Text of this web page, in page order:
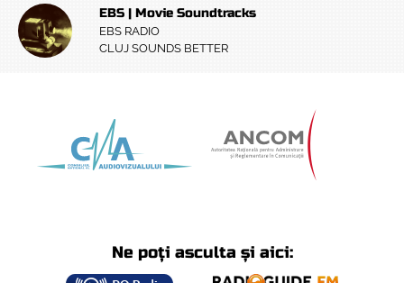
EBS | Movie Soundtracks
EBS RADIO
CLUJ SOUNDS BETTER
Ne poți asculta și aici: